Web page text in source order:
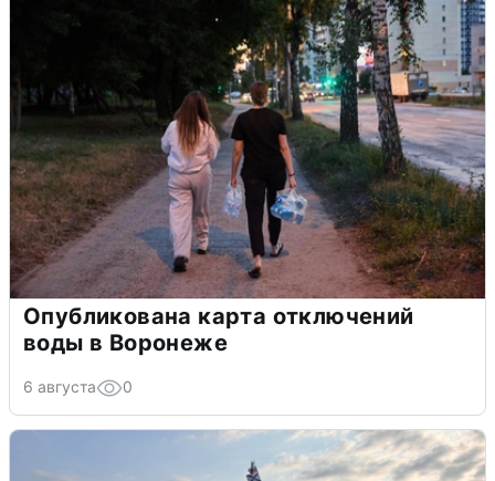
Опубликована карта отключений
воды в Воронеже
6 августа 0